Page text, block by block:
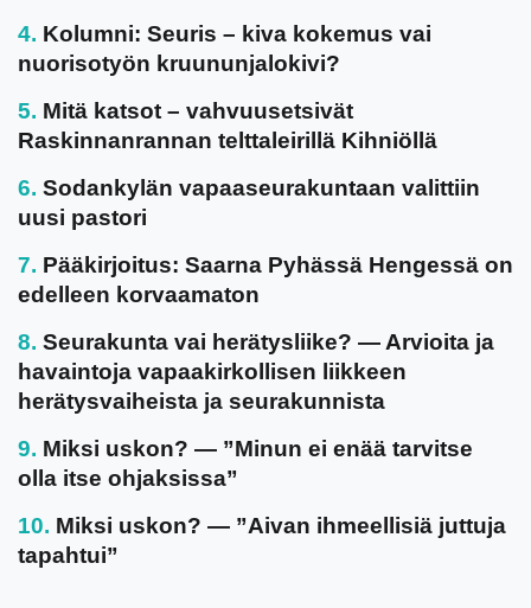
Kolumni: Seuris – kiva kokemus vai
nuorisotyön kruununjalokivi?
Mitä katsot – vahvuusetsivät
Raskinnanrannan telttaleirillä Kihniöllä
Sodankylän vapaaseurakuntaan valittiin
uusi pastori
Pääkirjoitus: Saarna Pyhässä Hengessä on
edelleen korvaamaton
Seurakunta vai herätysliike? — Arvioita ja
havaintoja vapaakirkollisen liikkeen
herätysvaiheista ja seurakunnista
Miksi uskon? — ”Minun ei enää tarvitse
olla itse ohjaksissa”
Miksi uskon? — ”Aivan ihmeellisiä juttuja
tapahtui”